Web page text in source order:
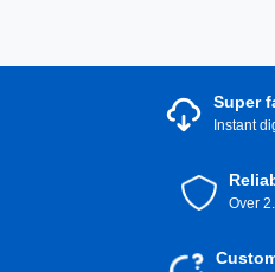
Super
Instant
Over